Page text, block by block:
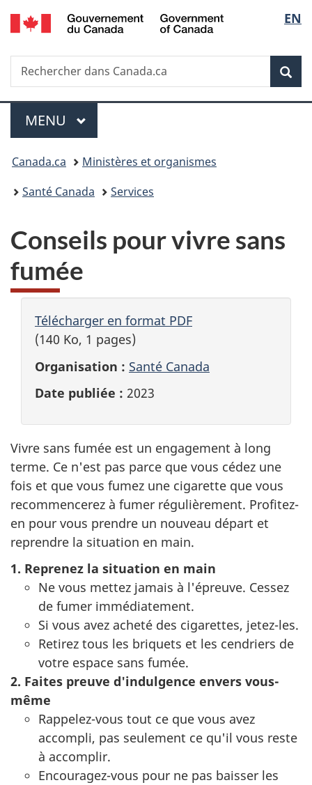
Passer
au
principal
Passer
à
Au
du
Passer
à
version
simplifiée
de
la
EN
Recherche
Rechercher
dans
Menu
MENU PRINCIPAL
Vous
êtes
Canada.ca
Ministères et organismes
Santé Canada
Services
Conseils pour vivre sans
fumée
Télécharger en format PDF
(140 Ko, 1 pages)
Organisation : Santé Canada
Date publiée : 2023
Vivre sans fumée est un engagement à long
terme. Ce n'est pas parce que vous cédez une
fois et que vous fumez une cigarette que vous
recommencerez à fumer régulièrement. Profitez-
en pour vous prendre un nouveau départ et
reprendre la situation en main.
1. Reprenez la situation en main
Ne vous mettez jamais à l'épreuve. Cessez
de fumer immédiatement.
Si vous avez acheté des cigarettes, jetez-les.
Retirez tous les briquets et les cendriers de
votre espace sans fumée.
2. Faites preuve d'indulgence envers vous-
même
Rappelez-vous tout ce que vous avez
accompli, pas seulement ce qu'il vous reste
à accomplir.
Encouragez-vous pour ne pas baisser les